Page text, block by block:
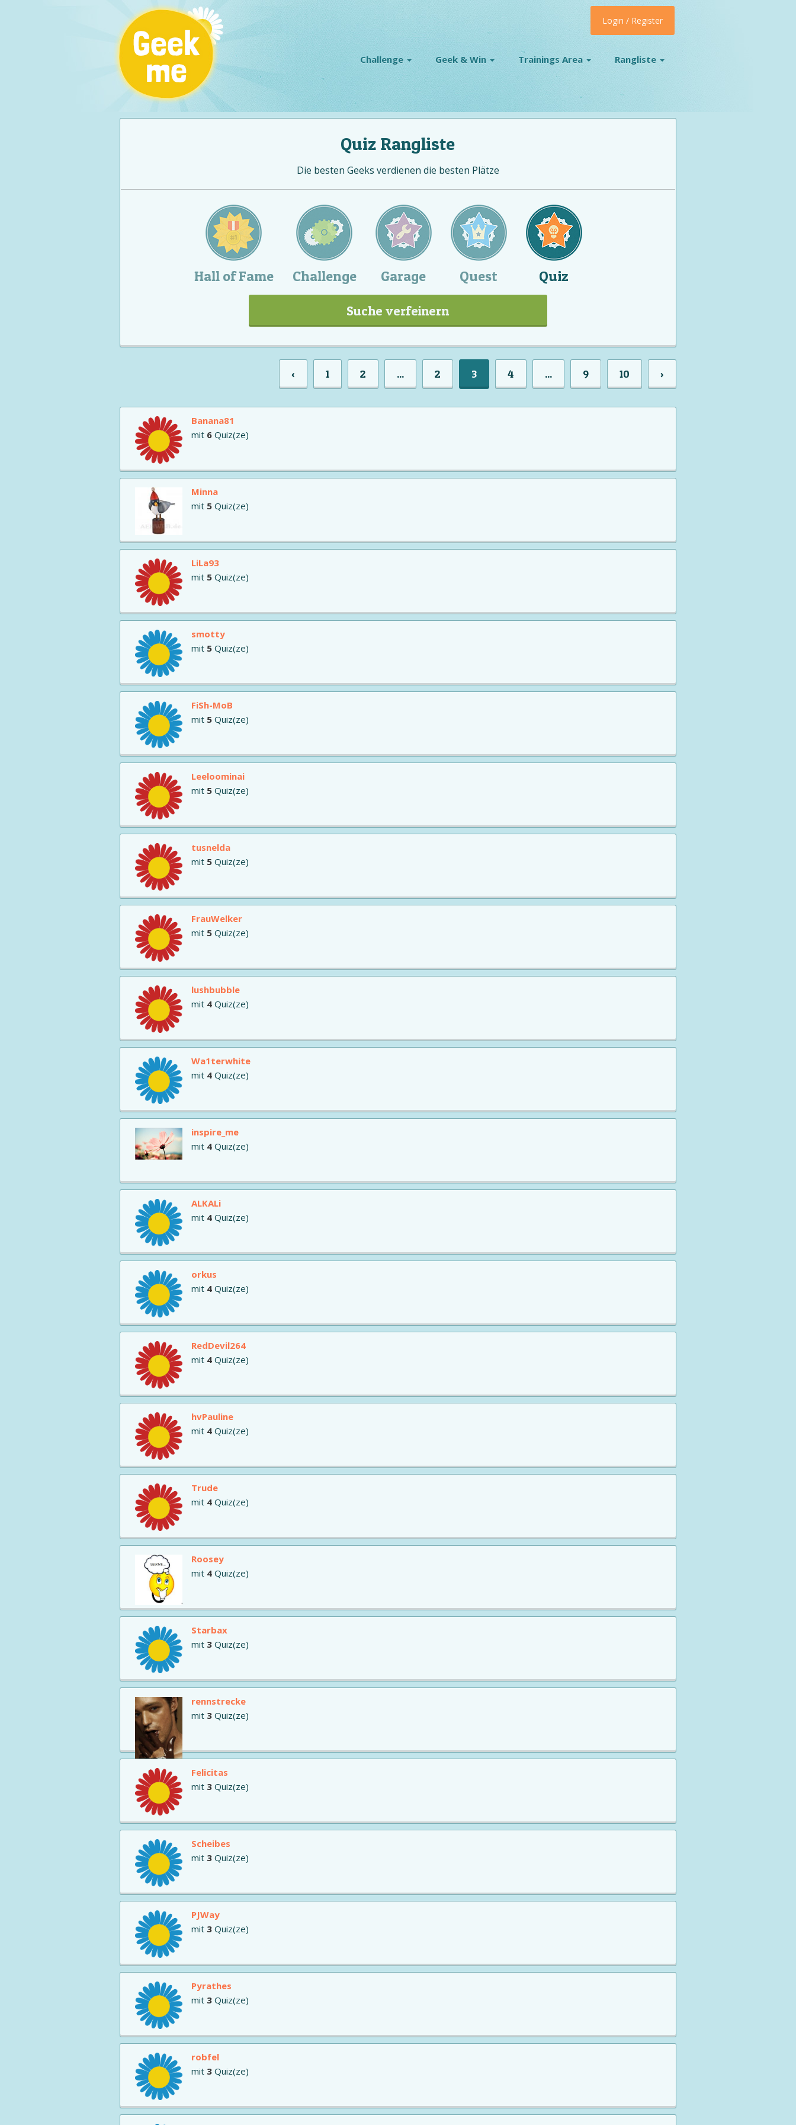
Challenge Geek & Win Trainings Area Rangliste
Login / Register
Quiz Rangliste
Die besten Geeks verdienen die besten Plätze
Hall of Fame Challenge Garage Quest Quiz
Suche verfeinern
‹ 1 2 ... 2 3 4 ... 9 10 ›
Banana81
mit 6Quiz(ze)
Minna
mit 5Quiz(ze)
LiLa93
mit 5Quiz(ze)
smotty
mit 5Quiz(ze)
FiSh-MoB
mit 5Quiz(ze)
Leeloominai
mit 5Quiz(ze)
tusnelda
mit 5Quiz(ze)
FrauWelker
mit 5Quiz(ze)
lushbubble
mit 4Quiz(ze)
Wa1terwhite
mit 4Quiz(ze)
inspire_me
mit 4Quiz(ze)
ALKALi
mit 4Quiz(ze)
orkus
mit 4Quiz(ze)
RedDevil264
mit 4Quiz(ze)
hvPauline
mit 4Quiz(ze)
Trude
mit 4Quiz(ze)
Roosey
mit 4Quiz(ze)
Starbax
mit 3Quiz(ze)
rennstrecke
mit 3Quiz(ze)
Felicitas
mit 3Quiz(ze)
Scheibes
mit 3Quiz(ze)
PJWay
mit 3Quiz(ze)
Pyrathes
mit 3Quiz(ze)
robfel
mit 3Quiz(ze)